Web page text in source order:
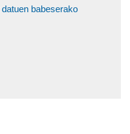
datuen babeserako